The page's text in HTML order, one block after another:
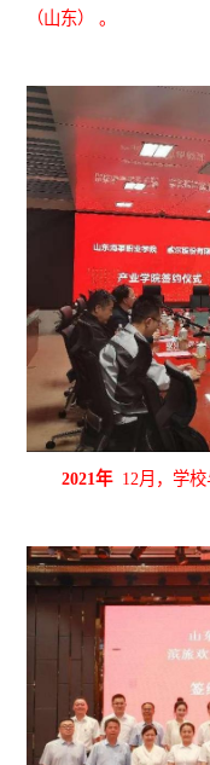
（山东） 。
2021年 12月，学